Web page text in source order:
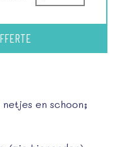
en schoon;